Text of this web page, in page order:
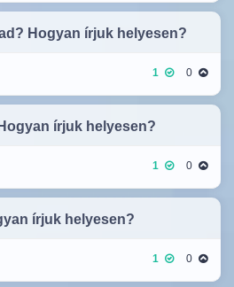
Hogyan írjuk helyesen?
1 0
írjuk helyesen?
1 0
írjuk helyesen?
1 0